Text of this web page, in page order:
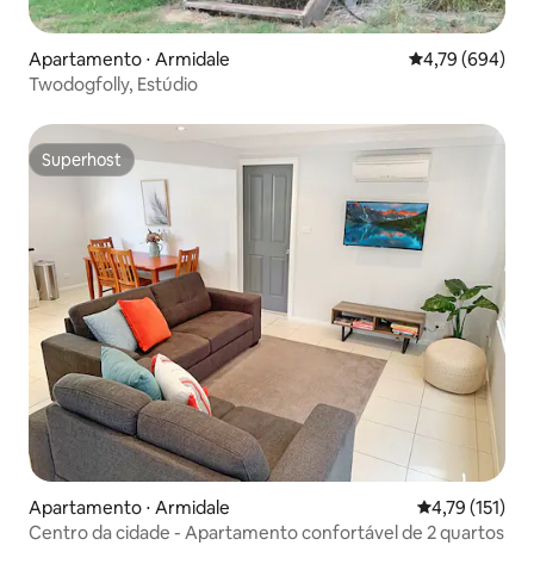
Apartamento ⋅ Armidale 4,79 de uma
4,79 (694)
Twodogfolly, Estúdio
Superhost
Superhost
Apartamento ⋅ Armidale 4,79 de uma
4,79 (151)
Centro da cidade - Apartamento confortável de 2 quartos